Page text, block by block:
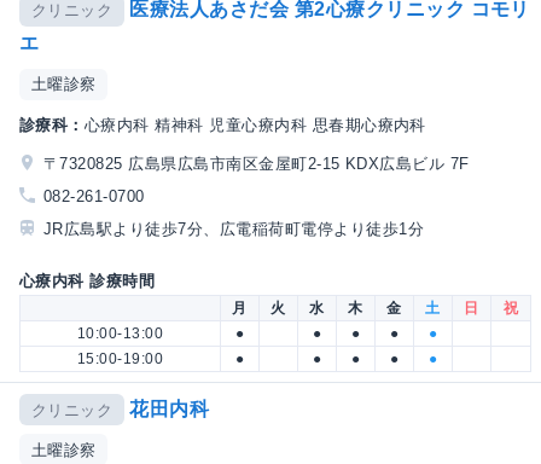
クリニック
医療法人あさだ会 第2心療クリニック コモリ
エ
土曜診察
診療科： 心療内科 精神科 児童心療内科 思春期心療内科
〒7320825 広島県広島市南区金屋町2-15 KDX広島ビル 7F
082-261-0700
JR広島駅より徒歩7分、広電稲荷町電停より徒歩1分
心療内科 診療時間
月 火 水 木 金 土 日
祝
10:00-13:00
● ● ● ●
●
15:00-19:00
● ● ● ● ●
クリニック 花田内科
土曜診察